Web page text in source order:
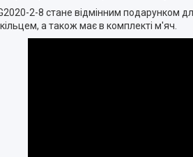
2-8 стане відмінним подарунком
а також має в комплекті м'яч.